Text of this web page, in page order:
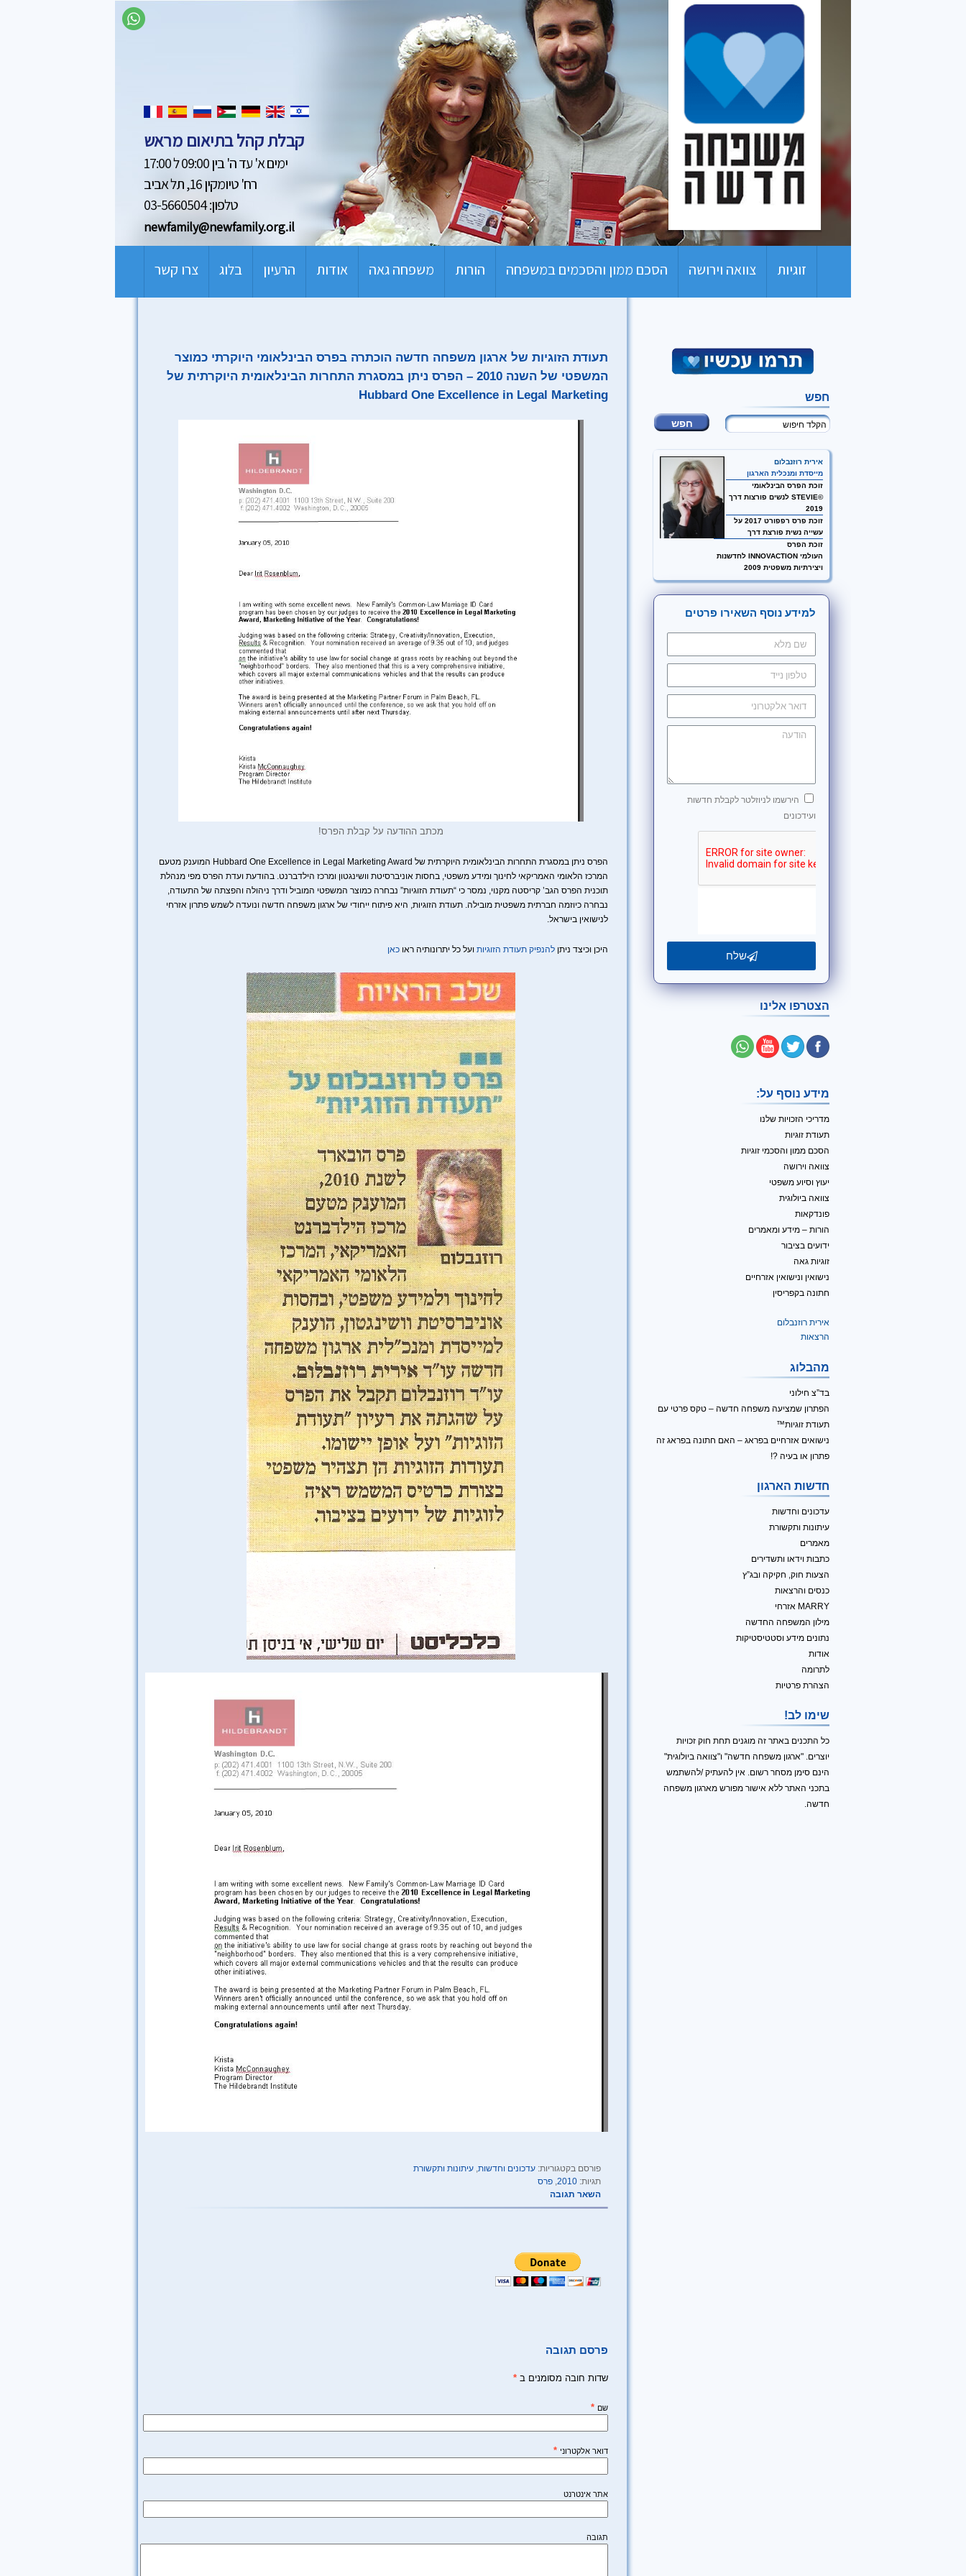
קבלת קהל בתיאום מראש
ימים א' עד ה' בין 09:00 ל 17:00
רח' טיומקין 16, תל אביב
טלפון: 03-5660504
newfamily@newfamily.org.il
זוגיות צוואה וירושה הסכם ממון והסכמים במשפחה הורות משפחה גאה אודות הרעיון בלוג צרו קשר
תעודת הזוגיות של ארגון משפחה חדשה הוכתרה בפרס הבינלאומי היוקרתי כמוצר
המשפטי של השנה 2010 – הפרס ניתן במסגרת התחרות הבינלאומית היוקרתית של
Hubbard One Excellence in Legal Marketing
מכתב ההודעה על קבלת הפרס!
הפרס ניתן במסגרת התחרות הבינלאומית היוקרתית של Hubbard One Excellence in Legal Marketing Award המוענק מטעם
המרכז הלאומי האמריקאי לחינוך ומידע משפטי, בחסות אוניברסיטת וושינגטון ומרכז הילדברנט. בהודעת ועדת הפרס מפי מנהלת
תוכנית הפרס הגב’ קריסטה מקנוי, נמסר כי “תעודת הזוגיות” נבחרה כמוצר המשפטי המוביל ודרך ניהולה והפצתה של התעודה,
נבחרה כיוזמה חברתית משפטית מובילה. תעודת הזוגיות, היא פיתוח ייחודי של ארגון משפחה חדשה ונועדה לשמש פתרון אזרחי
לנישואין בישראל.
היכן וכיצד ניתן להנפיק תעודת הזוגיות ועל כל יתרונותיה ראו כאן
פורסם בקטגוריות: עדכונים וחדשות, עיתונות ותקשורת
תגיות: 2010
, פרס
השאר תגובה
פרסם תגובה
שדות חובה מסומנים ב *
שם *
דואר אלקטרוני *
אתר אינטרנט
תגובה
חפש
אירית רוזנבלום
מייסדת ומנכלית הארגון
זוכת הפרס הבינלאומי
©STEVIE לנשים פורצות דרך
2019
זוכת פרס רפפורט 2017 על
עשייה נשית פורצת דרך
זוכת הפרס
העולמי INNOVACTION לחדשנות
ויצירתיות משפטית 2009
למידע נוסף השאירו פרטים
הירשמו לניוזלטר לקבלת חדשות
ועידכונים
שלח
הצטרפו אלינו
מידע נוסף על:
מדריכי הזכויות שלנו
תעודת זוגיות
הסכם ממון והסכמי זוגיות
צוואה וירושה
יעוץ וסיוע משפטי
צוואה ביולוגית
פונדקאות
הורות – מידע ומאמרים
ידועים בציבור
זוגיות גאה
נישואין ונישואין אזרחיים
חתונה בקפריסין
אירית רוזנבלום
הרצאות
מהבלוג
בד”צ חילוני
הפתרון שמציעה משפחה חדשה – טקס פרטי עם
תעודת זוגיות™
נישואים אזרחיים בפראג – האם חתונה בפראג זה
פתרון או בעיה ?!
חדשות הארגון
עדכונים וחדשות
עיתונות ותקשורת
מאמרים
כתבות וידאו ותשדירים
הצעות חוק, חקיקה ובג”ץ
כנסים והרצאות
MARRY אזרחי
מילון המשפחה החדשה
נתונים מידע וסטטיסטיקות
אודות
לתרומה
הצהרת פרטיות
שימו לב!
כל התכנים באתר זה מוגנים תחת חוק זכויות
יוצרים. "ארגון משפחה חדשה" ו"צוואה ביולוגית"
הינם סימן מסחר רשום. אין להעתיק /להשתמש
בתכני האתר ללא אישור מפורש מארגון משפחה
חדשה.